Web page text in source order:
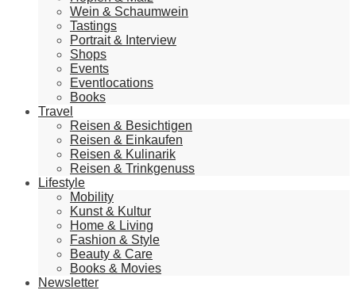
Wein & Schaumwein
Tastings
Portrait & Interview
Shops
Events
Eventlocations
Books
Travel
Reisen & Besichtigen
Reisen & Einkaufen
Reisen & Kulinarik
Reisen & Trinkgenuss
Lifestyle
Mobility
Kunst & Kultur
Home & Living
Fashion & Style
Beauty & Care
Books & Movies
Newsletter